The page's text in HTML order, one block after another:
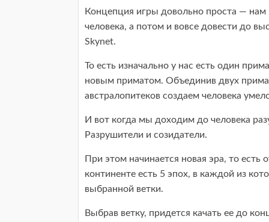
Концепция игры довольно проста — нам
человека, а потом и вовсе довести до
Skynet.
То есть изначально у нас есть один
новым приматом. Объединив двух
австралопитеков создаем человека
И вот когда мы доходим до человека
Разрушители и созидатели.
При этом начинается новая эра, то есть
континенте есть 5 эпох, в каждой из
выбранной ветки.
Выбрав ветку, придется качать ее до